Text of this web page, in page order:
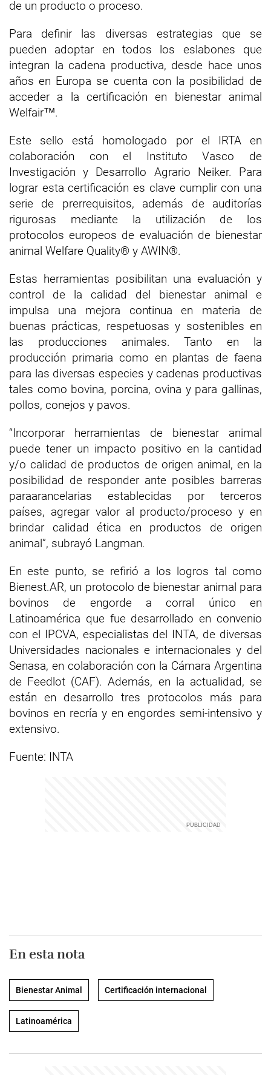
de un producto o proceso.
Para definir las diversas estrategias que se
pueden adoptar en todos los eslabones que
integran la cadena productiva, desde hace unos
años en Europa se cuenta con la posibilidad de
acceder a la certificación en bienestar animal
Welfair™.
Este sello está homologado por el IRTA en
colaboración con el Instituto Vasco de
Investigación y Desarrollo Agrario Neiker. Para
lograr esta certificación es clave cumplir con una
serie de prerrequisitos, además de auditorías
rigurosas mediante la utilización de los
protocolos europeos de evaluación de bienestar
animal Welfare Quality® y AWIN®.
Estas herramientas posibilitan una evaluación y
control de la calidad del bienestar animal e
impulsa una mejora continua en materia de
buenas prácticas, respetuosas y sostenibles en
las producciones animales. Tanto en la
producción primaria como en plantas de faena
para las diversas especies y cadenas productivas
tales como bovina, porcina, ovina y para gallinas,
pollos, conejos y pavos.
“Incorporar herramientas de bienestar animal
puede tener un impacto positivo en la cantidad
y/o calidad de productos de origen animal, en la
posibilidad de responder ante posibles barreras
paraarancelarias establecidas por terceros
países, agregar valor al producto/proceso y en
brindar calidad ética en productos de origen
animal”, subrayó Langman.
En este punto, se refirió a los logros tal como
Bienest.AR, un protocolo de bienestar animal para
bovinos de engorde a corral único en
Latinoamérica que fue desarrollado en convenio
con el IPCVA, especialistas del INTA, de diversas
Universidades nacionales e internacionales y del
Senasa, en colaboración con la Cámara Argentina
de Feedlot (CAF). Además, en la actualidad, se
están en desarrollo tres protocolos más para
bovinos en recría y en engordes semi-intensivo y
extensivo.
Fuente: INTA
En esta nota
Bienestar Animal Certificación internacional
Latinoamérica